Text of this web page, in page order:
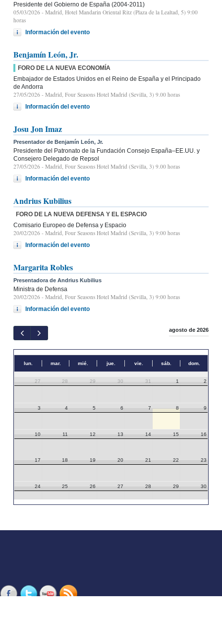
Presidente del Gobierno de España (2004-2011)
05/03/2026 - Madrid, Hotel Mandarin Oriental Ritz (Plaza de la Lealtad, 5) 9:00
horas
Información del evento
Benjamín León, Jr.
FORO DE LA NUEVA ECONOMÍA
Embajador de Estados Unidos en el Reino de España y el Principado
de Andorra
27/05/2026 - Madrid, Four Seasons Hotel Madrid (Sevilla, 3) 9.00 horas
Información del evento
Josu Jon Imaz
Presentador de Benjamín León, Jr.
Presidente del Patronato de la Fundación Consejo España–EE.UU. y
Consejero Delegado de Repsol
27/05/2026 - Madrid, Four Seasons Hotel Madrid (Sevilla, 3) 9.00 horas
Información del evento
Andrius Kubilius
FORO DE LA NUEVA DEFENSA Y EL ESPACIO
Comisario Europeo de Defensa y Espacio
20/02/2026 - Madrid, Four Seasons Hotel Madrid (Sevilla, 3) 9:00 horas
Información del evento
Margarita Robles
Presentadora de Andrius Kubilius
Ministra de Defensa
20/02/2026 - Madrid, Four Seasons Hotel Madrid (Sevilla, 3) 9:00 horas
Información del evento
agosto de 2026
lun. mar. mié. jue. vie. sáb. dom.
27 28 29 30 31 1 2
3 4 5 6 7 8 9
10 11 12 13 14 15 16
17 18 19 20 21 22 23
24 25 26 27 28 29 30